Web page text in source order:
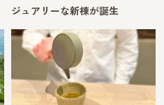
ジュアリーな新棟が誕生